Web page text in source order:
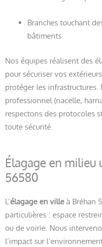
Branches touchant
bâtiments
Nos équipes réalisent des
pour sécuriser vos
protéger les
professionnel (nacelle,
respectons des protocoles
toute sécurité.
Élagage en milieu
56580
L’élagage en ville à Bréhan
particulières : espace
ou de voirie. Nous
l’impact sur